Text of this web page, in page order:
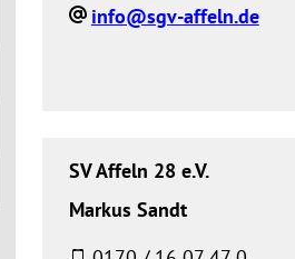
info@sgv-affeln.de
SV Affeln 28 e.V.
Markus Sandt